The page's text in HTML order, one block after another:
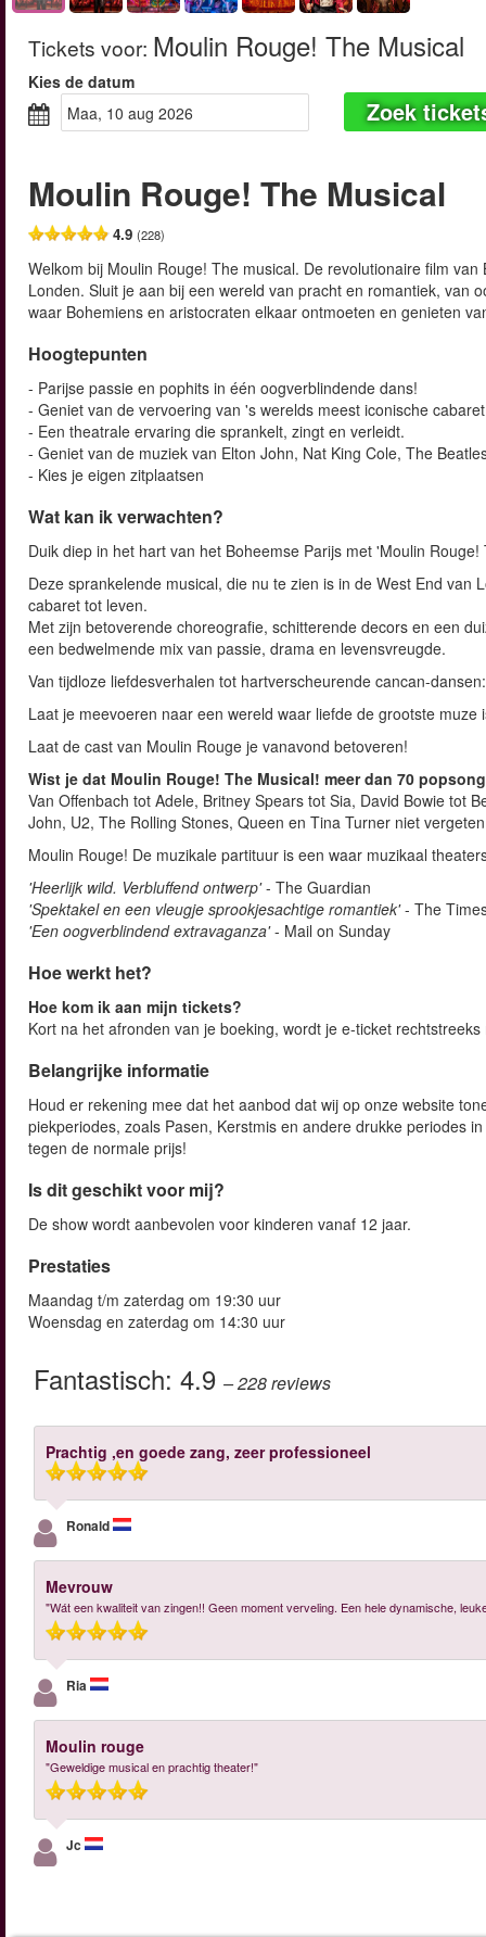
Tickets voor: Moulin Rouge! The Musical
Kies de datum
maa, 10 aug 2026
Zoek
Moulin Rouge! The Musical
4.9 (228)
Welkom bij Moulin Rouge! The musical. De revolutionaire film
Londen. Sluit je aan bij een wereld van pracht en romantiek, van
waar Bohemiens en aristocraten elkaar ontmoeten en genieten
Hoogtepunten
- Parijse passie en pophits in één oogverblindende dans!
- Geniet van de vervoering van 's werelds meest iconische
- Een theatrale ervaring die sprankelt, zingt en verleidt.
- Geniet van de muziek van Elton John, Nat King Cole, The
- Kies je eigen zitplaatsen
Wat kan ik verwachten?
Duik diep in het hart van het Boheemse Parijs met 'Moulin Rouge!
Deze sprankelende musical, die nu te zien is in de West End
cabaret tot leven.
Met zijn betoverende choreografie, schitterende decors en een
een bedwelmende mix van passie, drama en levensvreugde.
Van tijdloze liefdesverhalen tot hartverscheurende cancan-
Laat je meevoeren naar een wereld waar liefde de grootste muze
Laat de cast van Moulin Rouge je vanavond betoveren!
Wist je dat Moulin Rouge! The Musical! meer dan 70
Van Offenbach tot Adele, Britney Spears tot Sia, David Bowie tot
John, U2, The Rolling Stones, Queen en Tina Turner niet
Moulin Rouge! De muzikale partituur is een waar muzikaal
'Heerlijk wild. Verbluffend ontwerp'- The Guardian
'Spektakel en een vleugje sprookjesachtige romantiek'- The
'Een oogverblindend extravaganza'- Mail on Sunday
Hoe werkt het?
Hoe kom ik aan mijn tickets?
Kort na het afronden van je boeking, wordt je e-ticket
Belangrijke informatie
Houd er rekening mee dat het aanbod dat wij op onze website
piekperiodes, zoals Pasen, Kerstmis en andere drukke periodes
tegen de normale prijs!
Is dit geschikt voor mij?
De show wordt aanbevolen voor kinderen vanaf 12 jaar.
Prestaties
Maandag t/m zaterdag om 19:30 uur
Woensdag en zaterdag om 14:30 uur
Fantastisch: 4.9 – 228reviews
Prachtig ,en goede zang, zeer professioneel
Ronald
Mevrouw
"Wát een kwaliteit van zingen!! Geen moment verveling. Een hele dynamische,
Ria
Moulin rouge
"Geweldige musical en prachtig theater!"
Jc